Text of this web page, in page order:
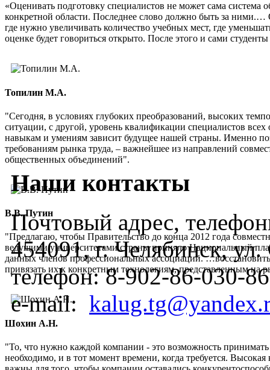
«Оценивать подготовку специалистов не может сама
конкретной области. Последнее слово должно быть за ними.…
где нужно увеличивать количество учебных мест, где
оценке будет говориться открыто. После этого и сами
Топилин М.А.
"Сегодня, в условиях глубоких преобразований, высоких
ситуации, с другой, уровень квалификации специалистов
навыкам и умениям зависит будущее нашей страны. Именно
требованиям рынка труда, – важнейшее из направлений
общественных объединений".
В.В. Путин
"Предлагаю, чтобы Правительство до конца 2012 года
ведущими университетами страны приняло Национальный
данных членов профессиональных ассоциаций.
привязать их к конкретным технологиям, представленным на
Шохин А.Н.
"То, что нужно каждой компании - это возможность
необходимо, и в тот момент времени, когда требуется.
Наши контакты
Почтовый адрес,
454091, г. Челябинск,
телефон:8-902-86-030-86
e-mail: